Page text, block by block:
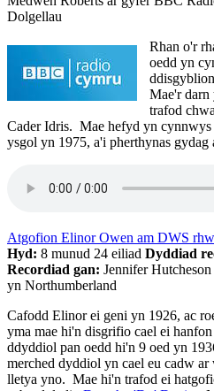
Dolgellau
Rhan o'r
oedd yn
Mae'r
trafod
Cader Idris. Mae hefyd yn
ysgol yn 1975, a'i pherthynas
Atgofion Elinor Owen am DWS
Hyd: 8 munud 24 eiliad Dyddiad
Recordiad gan: Jennifer Hutcheson
yn Northumberland
Cafodd Elinor ei geni yn 1926, ac
yma mae hi'n disgrifio cael ei
ddyddiol pan oedd hi'n 9 oed yn
merched dyddiol yn cael eu cadw
lletya yno. Mae hi'n trafod ei